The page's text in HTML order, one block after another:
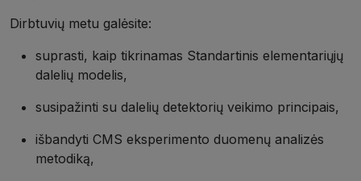
Dirbtuvių metu galėsite:
suprasti, kaip tikrinamas Standartinis elementariųjų
dalelių modelis,
susipažinti su dalelių detektorių veikimo principais,
išbandyti CMS eksperimento duomenų analizės
metodiką,